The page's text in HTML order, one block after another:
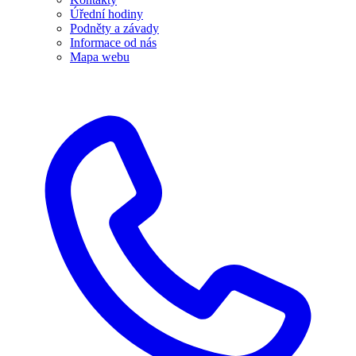
Úřední hodiny
Podněty a závady
Informace od nás
Mapa webu